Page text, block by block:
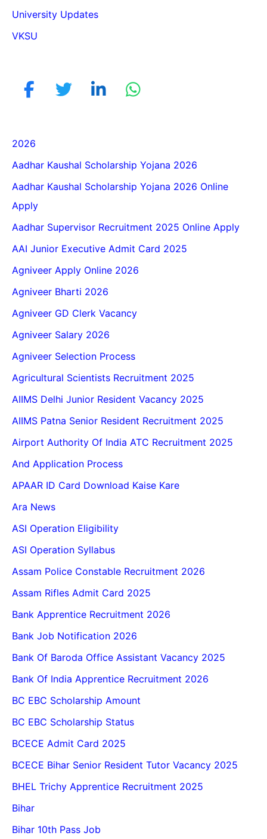
University Updates
VKSU
2026
Aadhar Kaushal Scholarship Yojana 2026
Aadhar Kaushal Scholarship Yojana 2026 Online
Apply
Aadhar Supervisor Recruitment 2025 Online Apply
AAI Junior Executive Admit Card 2025
Agniveer Apply Online 2026
Agniveer Bharti 2026
Agniveer GD Clerk Vacancy
Agniveer Salary 2026
Agniveer Selection Process
Agricultural Scientists Recruitment 2025
AIIMS Delhi Junior Resident Vacancy 2025
AIIMS Patna Senior Resident Recruitment 2025
Airport Authority Of India ATC Recruitment 2025
And Application Process
APAAR ID Card Download Kaise Kare
Ara News
ASI Operation Eligibility
ASI Operation Syllabus
Assam Police Constable Recruitment 2026
Assam Rifles Admit Card 2025
Bank Apprentice Recruitment 2026
Bank Job Notification 2026
Bank Of Baroda Office Assistant Vacancy 2025
Bank Of India Apprentice Recruitment 2026
BC EBC Scholarship Amount
BC EBC Scholarship Status
BCECE Admit Card 2025
BCECE Bihar Senior Resident Tutor Vacancy 2025
BHEL Trichy Apprentice Recruitment 2025
Bihar
Bihar 10th Pass Job